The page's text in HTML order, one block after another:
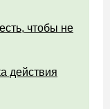
чтобы не
действия